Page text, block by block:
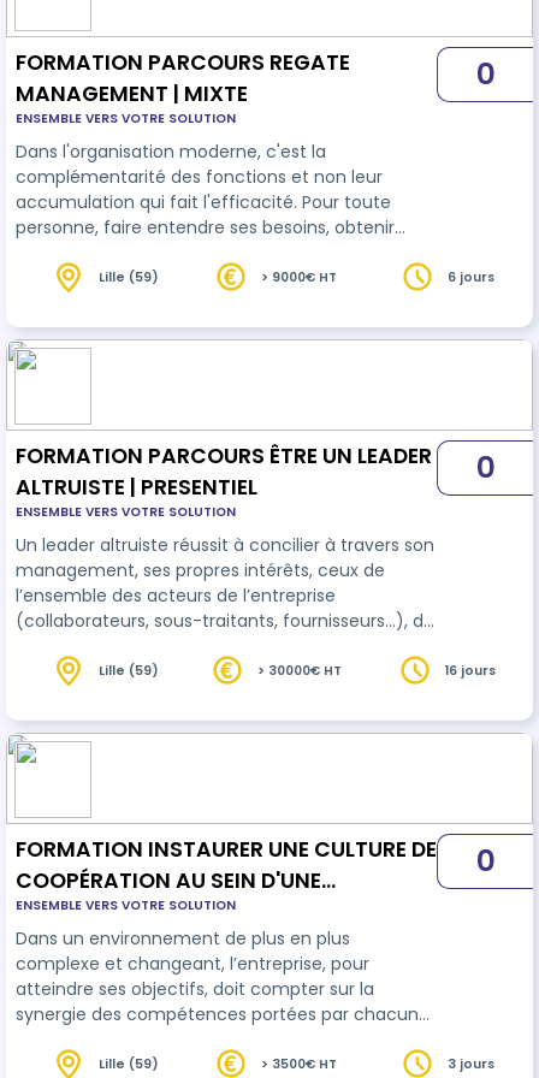
FORMATION PARCOURS REGATE
MANAGEMENT | MIXTE
ENSEMBLE VERS VOTRE SOLUTION
Dans l'organisation moderne, c'est la
complémentarité des fonctions et non leur
accumulation qui fait l'efficacité. Pour toute
personne, faire entendre ses besoins, obtenir
pouvoir statutaire ou hiérarchique, est devenue
organisations complexes demandent de l’AGILITE.
L’organisation des conditions de l’autonomie est
…
0
Lille (59) > 9000€ HT 6 jours
FORMATION PARCOURS ÊTRE UN LEADER
ALTRUISTE | PRESENTIEL
ENSEMBLE VERS VOTRE SOLUTION
Un leader altruiste réussit à concilier à travers son
management, ses propres intérêts, ceux de
l’ensemble des acteurs de l’entreprise
(collaborateurs, sous-traitants, fournisseurs…), de
altruiste a conscience de l’impact à court,
et actions sur les autres et sur le monde. Les
bénéfices d’un tel état d’esprit sont : - Une
0
Lille (59) > 30000€ HT 16 jours
FORMATION INSTAURER UNE CULTURE DE
COOPÉRATION AU SEIN D'UNE
ORGANISATION | MIXTE
ENSEMBLE VERS VOTRE SOLUTION
Dans un environnement de plus en plus
complexe et changeant, l’entreprise, pour
atteindre ses objectifs, doit compter sur la
synergie des compétences portées par chacun
l’articulation intelligente des potentialités de
0
Lille (59) > 3500€ HT 3 jours